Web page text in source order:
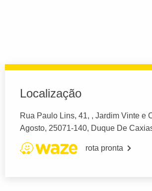
Localização
Rua Paulo Lins, 41, , Jardim Vinte e
Agosto, 25071-140, Duque De
rota pronta